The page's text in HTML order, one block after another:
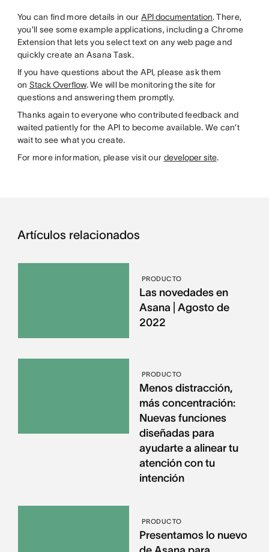
You can find more details in our API documentation. There,
you’ll see some example applications, including a Chrome
Extension that lets you select text on any web page and
quickly create an Asana Task.
If you have questions about the API, please ask them
on Stack Overflow. We will be monitoring the site for
questions and answering them promptly.
Thanks again to everyone who contributed feedback and
waited patiently for the API to become available. We can’t
wait to see what you create.
For more information, please visit our developer site.
Artículos relacionados
PRODUCTO
Las novedades en
Asana | Agosto de
2022
PRODUCTO
Menos distracción,
más concentración:
Nuevas funciones
diseñadas para
ayudarte a alinear tu
atención con tu
intención
PRODUCTO
Presentamos lo nuevo